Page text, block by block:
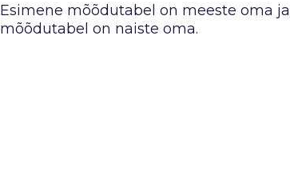
Esimene mõõdutabel on meeste oma
mõõdutabel on naiste oma.